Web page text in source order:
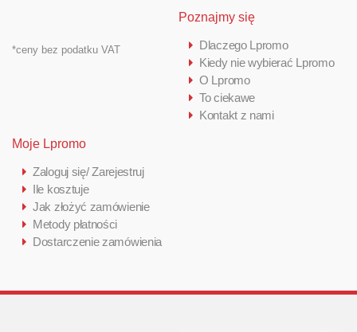
*ceny bez podatku VAT
Poznajmy się
Dlaczego Lpromo
Kiedy nie wybierać Lpromo
O Lpromo
To ciekawe
Kontakt z nami
Moje Lpromo
Zaloguj się/ Zarejestruj
Ile kosztuje
Jak złożyć zamówienie
Metody płatności
Dostarczenie zamówienia